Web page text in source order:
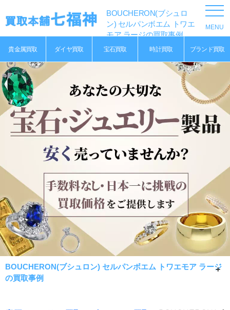
BOUCHERON(ブシュロ
ン) セルパンボエム トワエ
モア ラージの買取事例
貴金属買取 ダイヤ買取 宝石買取 時計買取 ブランド買取
BOUCHERON(ブシュロン) セルパンボエム トワエモア ラージ
の買取事例
BOUCHERON(ブシュロン) セルパンボエム トワエモア ラ